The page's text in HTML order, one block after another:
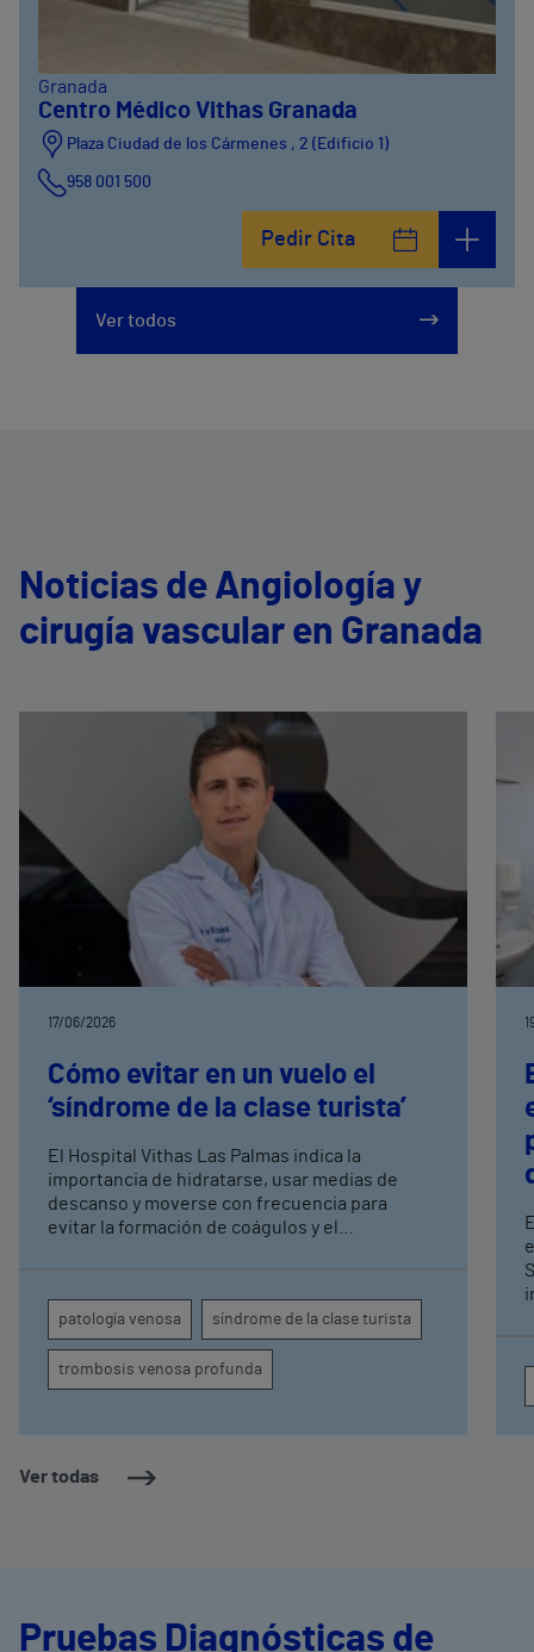
Granada
Centro Médico Vithas Granada
Plaza Ciudad de los Cármenes , 2 (Edificio 1)
958 001 500
Pedir Cita
Ver todos
Noticias de Angiología y
cirugía vascular en Granada
Ver todas
17/06/2026
Cómo evitar en un vuelo el
‘síndrome de la clase turista’
El Hospital Vithas Las Palmas indica la
importancia de hidratarse, usar medias de
descanso y moverse con frecuencia para
evitar la formación de coágulos y el
patología venosa síndrome de la clase turista
trombosis venosa profunda
Pruebas Diagnósticas de